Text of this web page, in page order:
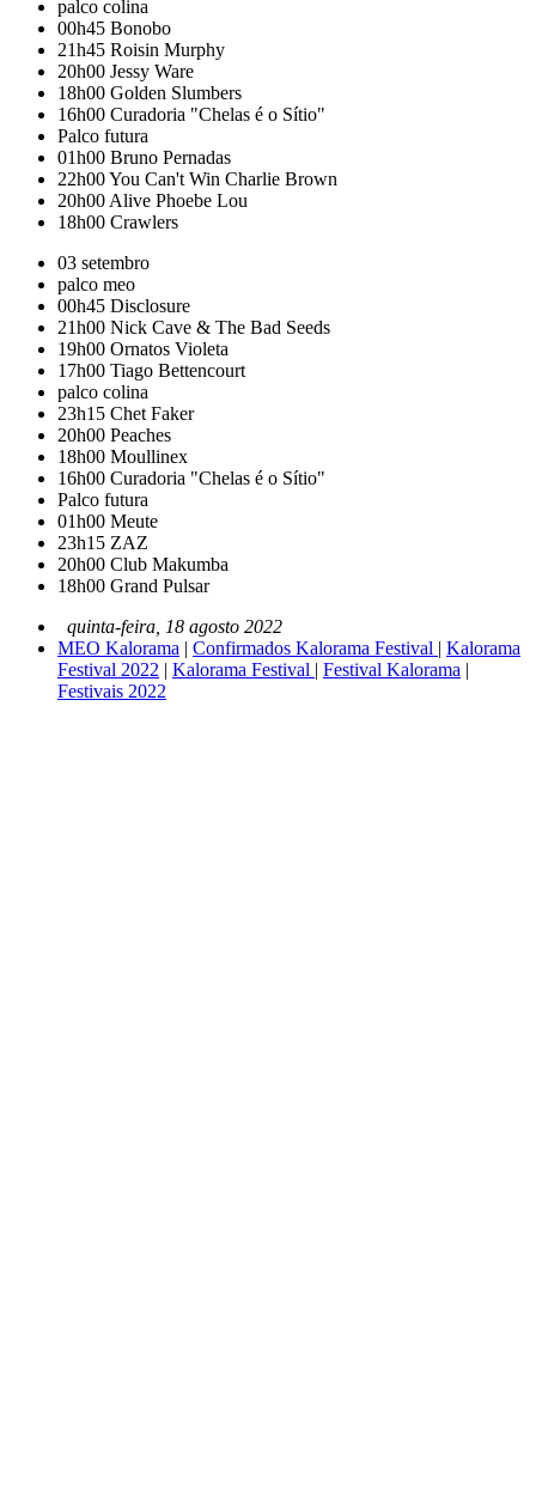
palco colina
00h45 Bonobo
21h45 Roisin Murphy
20h00 Jessy Ware
18h00 Golden Slumbers
16h00 Curadoria "Chelas é o Sítio"
Palco futura
01h00 Bruno Pernadas
22h00You Can't Win Charlie Brown
20h00Alive Phoebe Lou
18h00 Crawlers
03 setembro
palco meo
00h45 Disclosure
21h00 Nick Cave & The Bad Seeds
19h00 Ornatos Violeta
17h00 Tiago Bettencourt
palco colina
23h15 Chet Faker
20h00 Peaches
18h00 Moullinex
16h00 Curadoria "Chelas é o Sítio"
Palco futura
01h00 Meute
23h15 ZAZ
20h00 Club Makumba
18h00 Grand Pulsar
quinta-feira, 18 agosto 2022
MEO Kalorama | Confirmados Kalorama Festival | Kalorama
Festival 2022 | Kalorama Festival | Festival Kalorama |
Festivais 2022